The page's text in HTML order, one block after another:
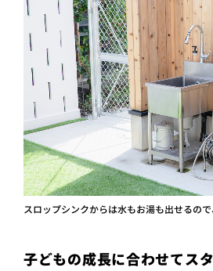
スロップシンクからは水もお湯も出せるの
子どもの成長に合わせてス